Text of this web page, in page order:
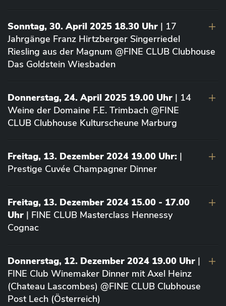
Sonntag, 30. April 2025 18.30 Uhr | 17
Jahrgänge Franz Hirtzberger Singerriedel
Riesling aus der Magnum @FINE CLUB Clubhouse
Das Goldstein Wiesbaden
Donnerstag, 24. April 2025 19.00 Uhr | 14
Weine der Domaine F.E. Trimbach @FINE
CLUB Clubhouse Kulturscheune Marburg
Freitag, 13. Dezember 2024 19.00 Uhr: |
Prestige Cuvée Champagner Dinner
Freitag, 13. Dezember 2024 15.00 - 17.00
Uhr | FINE CLUB Masterclass Hennessy
Cognac
Donnerstag, 12. Dezember 2024 19.00 Uhr |
FINE Club Winemaker Dinner mit Axel Heinz
(Chateau Lascombes) @FINE CLUB Clubhouse
Post Lech (Österreich)